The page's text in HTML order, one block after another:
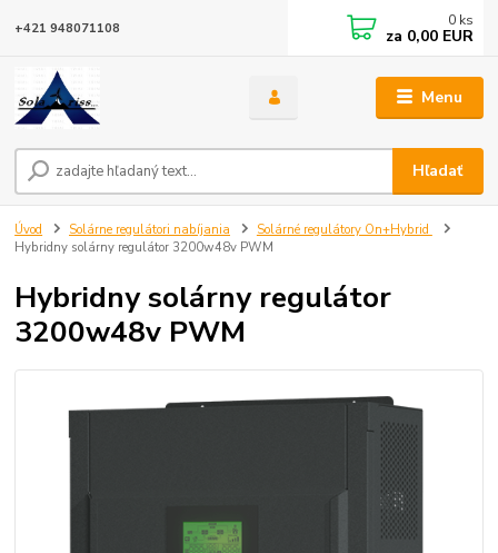
Menu
Hľadať
+421 948071108 0 ks
za 0,00 EUR
Úvod Solárne regulátori nabíjania
Solárné regulátory On+Hybrid
Hybridny solárny regulátor 3200w48v PWM
Hybridny solárny regulátor
3200w48v PWM